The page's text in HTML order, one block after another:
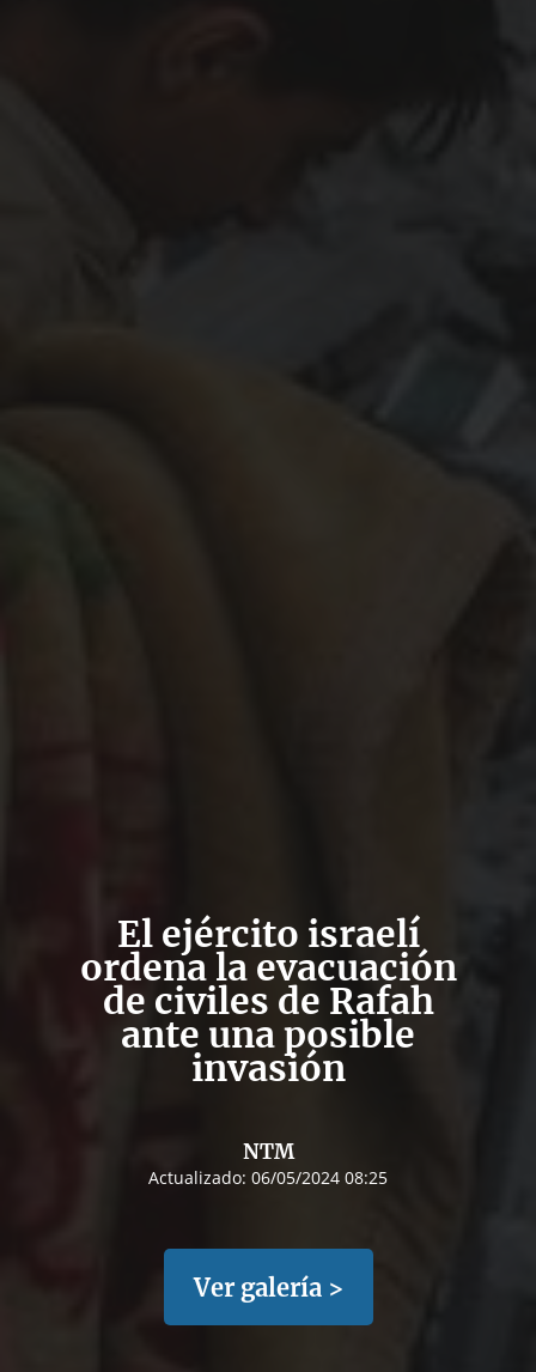
El ejército israelí
ordena la evacuación
de civiles de Rafah
ante una posible
invasión
NTM
Actualizado: 06/05/2024 08:25
Ver galería >